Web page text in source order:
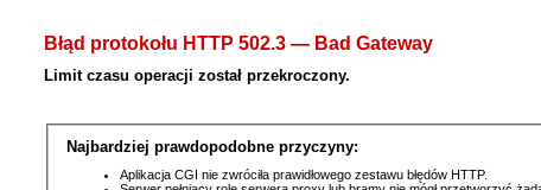
Błąd protokołu HTTP 502.3 — Bad Gateway
Limit czasu operacji został przekroczony.
Najbardziej prawdopodobne przyczyny:
Aplikacja CGI nie zwróciła prawidłowego zestawu błędów HTTP.